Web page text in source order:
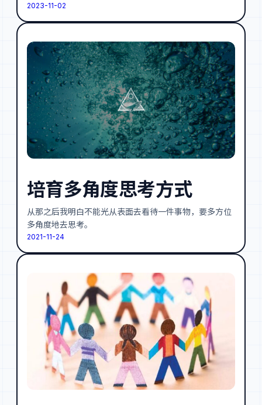
2023-11-02
培育多角度思考方式
从那之后我明白不能光从表面去看待一件事物，要多方位
多角度地去思考。
2021-11-24